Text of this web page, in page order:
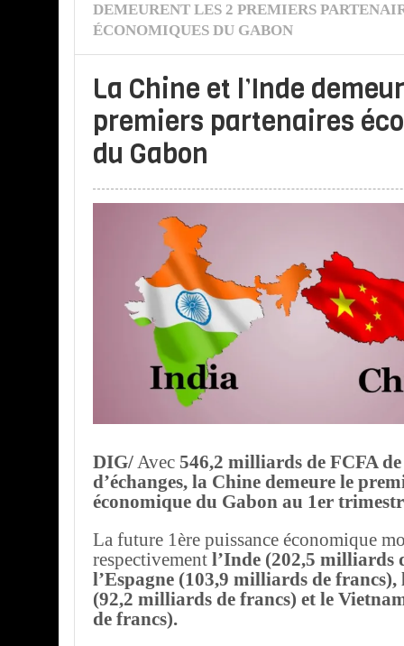
DEMEURENT LES 2 PREMIERS
ÉCONOMIQUES DU GABON
La Chine et l’Inde
premiers partenaires
du Gabon
DIG/ Avec 546,2 milliards de FCFA
d’échanges, la Chine demeure le
économique du Gabon au 1er
La future 1ère puissance économique
respectivement l’Inde (202,5 milliards
l’Espagne (103,9 milliards de francs),
(92,2 milliards de francs) et le
de francs).